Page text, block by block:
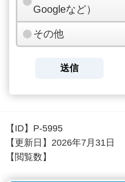
Googleなど）
その他
【ID】 P-5995
【更新日】 2026年7月31日
【閲覧数】